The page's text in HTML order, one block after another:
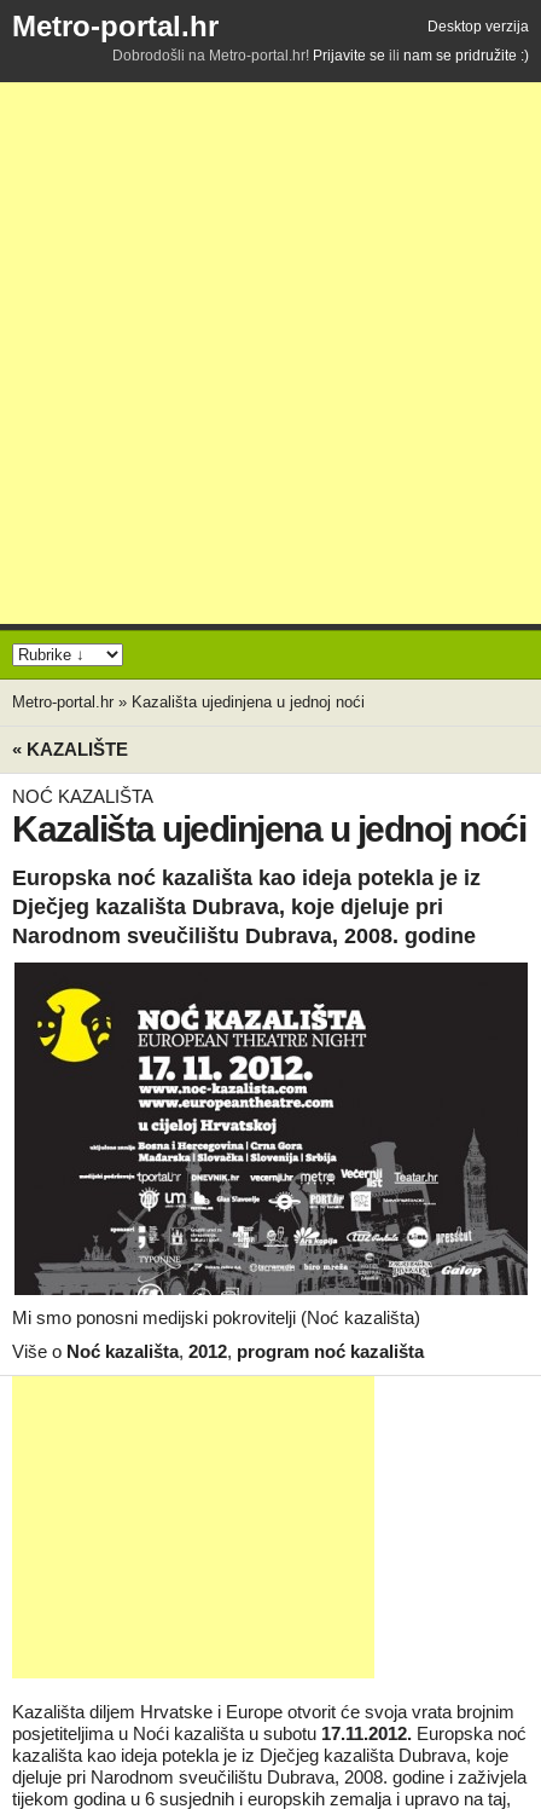
Metro-portal.hr
Desktop verzija
Dobrodošli na Metro-portal.hr! Prijavite se ili nam se pridružite :)
Metro-portal.hr » Kazališta ujedinjena u jednoj noći
« KAZALIŠTE
NOĆ KAZALIŠTA
Kazališta ujedinjena u jednoj noći
Europska noć kazališta kao ideja potekla je iz
Dječjeg kazališta Dubrava, koje djeluje pri
Narodnom sveučilištu Dubrava, 2008. godine
Mi smo ponosni medijski pokrovitelji (Noć kazališta)
Više o Noć kazališta, 2012, program noć kazališta
Kazališta diljem Hrvatske i Europe otvorit će svoja vrata brojnim
posjetiteljima u Noći kazališta u subotu 17.11.2012. Europska noć
kazališta kao ideja potekla je iz Dječjeg kazališta Dubrava, koje
djeluje pri Narodnom sveučilištu Dubrava, 2008. godine i zaživjela
tijekom godina u 6 susjednih i europskih zemalja i upravo na taj,